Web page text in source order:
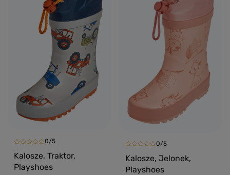
0/5
Kalosze, Traktor,
Playshoes
0/5
Kalosze, Jelonek,
Playshoes